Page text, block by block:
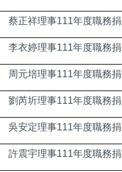
蔡正祥理事111年度職務
李衣婷理事111年度職務
周元培理事111年度職務
劉芮圻理事111年度職務
吳安定理事111年度職務
許震宇理事111年度職務